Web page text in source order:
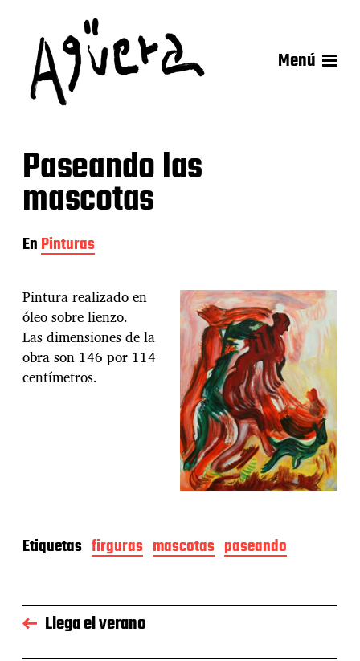
Menú
Paseando las
mascotas
EnPinturas
Pintura realizado en
óleo sobre lienzo.
Las dimensiones de la
obra son 146 por 114
centímetros.
Etiquetas firguras mascotas paseando
Llega el verano